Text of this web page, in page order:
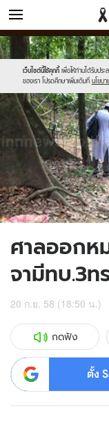
ข่าว
เว็บไซต์นี้ใช้คุกกี้ เพื่อให้ท่านได้รับปร
ของเรา โปรดศึกษาเพิ่มเติมที่ นโยบา
Sanook
//s.isanook.com/sr/0/
new-
sanook.png
600
60
//s.isanook.com/ns/0/
01.jpg
ศาลออกห
จามีทบ.3ท
20 ก.ย. 58 (18:50 น.)
กดฟัง
ตั้ง